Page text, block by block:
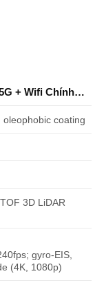
Cấu hình iPad Pro M2 11 inch 2022 512GB 5G + Wifi Chính Hãng Apple
coating
3D LiDAR
gyro-EIS,
(4K, 1080p)